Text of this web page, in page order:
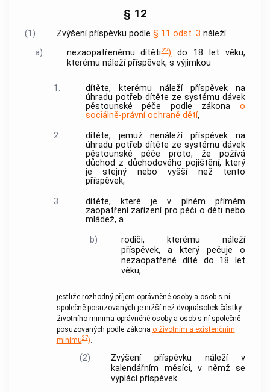
§ 12
(1) Zvýšení příspěvku podle § 11 odst. 3 náleží
a)
nezaopatřenému dítěti22) do 18 let věku,
kterému náleží příspěvek, s výjimkou
1.
dítěte, kterému náleží příspěvek na
úhradu potřeb dítěte ze systému dávek
pěstounsképéče podle zákonao
sociálně-právní ochraně dětí,
2.
dítěte, jemuž nenáleží příspěvek na
úhradu potřeb dítěte ze systému dávek
pěstounské péče proto, že požívá
důchod z důchodového pojištění, který
je stejný nebo vyšší než tento
příspěvek,
3.
dítěte, které je v plném přímém
zaopatření zařízení propéči o děti nebo
mládež, a
b)
rodiči, kterému náleží
příspěvek, a který pečuje o
nezaopatřené dítě do 18 let
věku,
jestliže rozhodný příjem oprávněné osoby a osob s ní
společně posuzovaných je nižší než dvojnásobek částky
životního minima oprávněné osoby a osob s ní společně
posuzovaných podle zákona o životním a existenčním
minimu27).
(2)
Zvýšení příspěvku náleží v
kalendářním měsíci, v němž se
vyplácí příspěvek.